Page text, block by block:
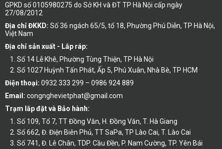
GPKD số 0105980275 do Sở KH và ĐT TP Hà Nội cấp ngày
27/08/2012
Địa chỉ ĐKKD: Số 36 ngách 65/5, tổ 18, Phường Phú Diễn, TP Hà Nội,
Việt Nam
Địa chỉ sản xuất - Lắp ráp:
Số 14 Lễ Khê, Phường Tùng Thiện, TP Hà Nội
Số 1027 Huỳnh Tấn Phát, Ấp 5, Phú Xuân, Nhà Bè, TP HCM
Điện thoại: 0932 333 299 – 0986 924 889
Email: congnghevietphat@gmail.com
Trạm lắp đặt và Bảo hành:
Số 109, Tổ 7, TT Đồng Văn, H. Đồng Văn, T. Hà Giang
Số 662, Đ. Điện Biên Phủ, TT SaPa, TP Lào Cai, T. Lào Cai
Số 741, Đ. Lê Chân, TDP. Cầu Đền, P. Nam Cường, TP. Yên Bái